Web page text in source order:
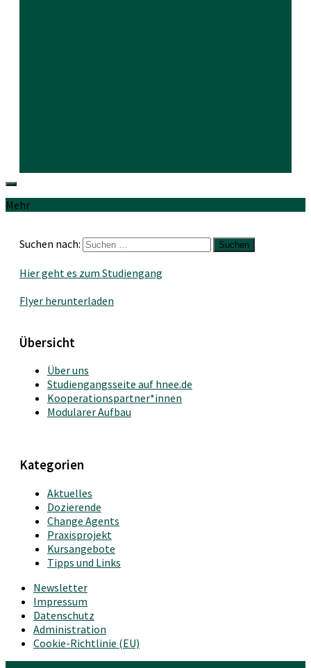
Mehr
Suchen nach:
Hier geht es zum Studiengang
Flyer herunterladen
Übersicht
Über uns
Studiengangsseite auf hnee.de
Kooperationspartner*innen
Modularer Aufbau
Kategorien
Aktuelles
Dozierende
Change Agents
Praxisprojekt
Kursangebote
Tipps und Links
Newsletter
Impressum
Datenschutz
Administration
Cookie-Richtlinie (EU)